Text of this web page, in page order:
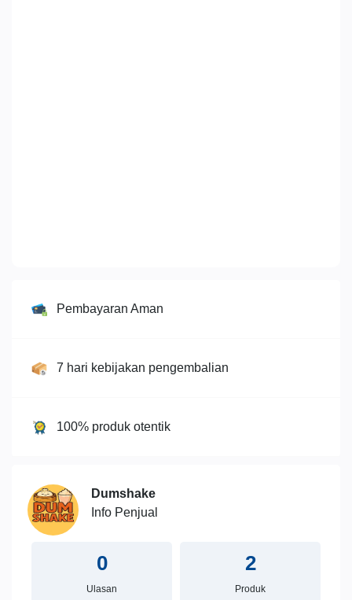
Pembayaran Aman
7 hari kebijakan pengembalian
100% produk otentik
Dumshake
Info Penjual
0
Ulasan
2
Produk